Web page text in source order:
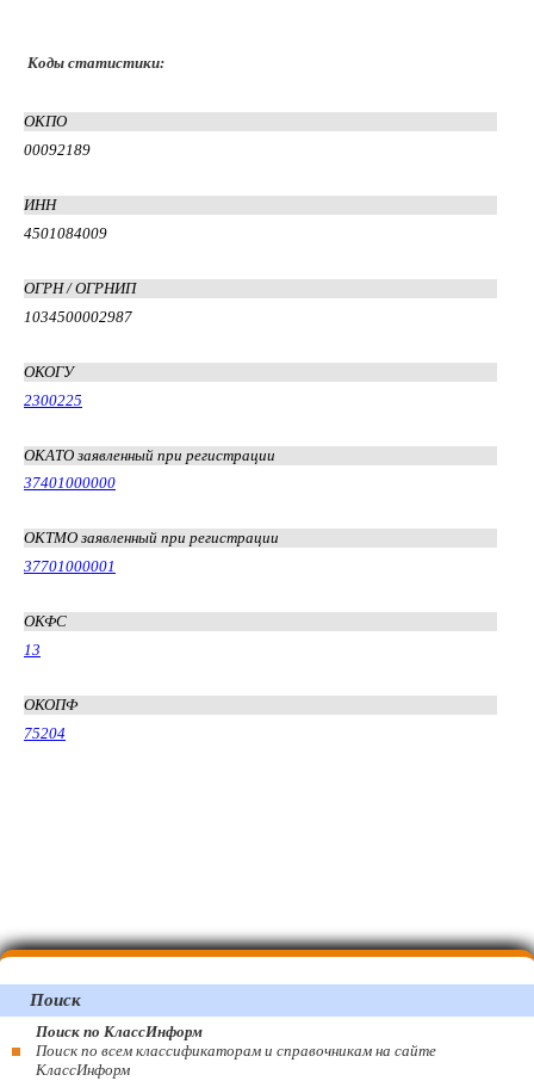
Коды статистики:
ОКПО
00092189
ИНН
4501084009
ОГРН / ОГРНИП
1034500002987
ОКОГУ
2300225
ОКАТО заявленный при регистрации
37401000000
ОКТМО заявленный при регистрации
37701000001
ОКФС
13
ОКОПФ
75204
Поиск
Поиск по КлассИнформ
Поиск по всем классификаторам и справочникам на сайте
КлассИнформ